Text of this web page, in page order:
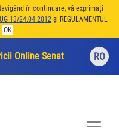
în continuare, vă exprimați
13/24.04.2012și REGULAMENTUL
OK
Online Senat RO